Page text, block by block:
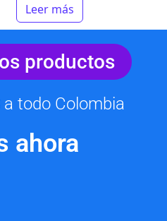
Leer más
productos
a todo Colombia
ahora